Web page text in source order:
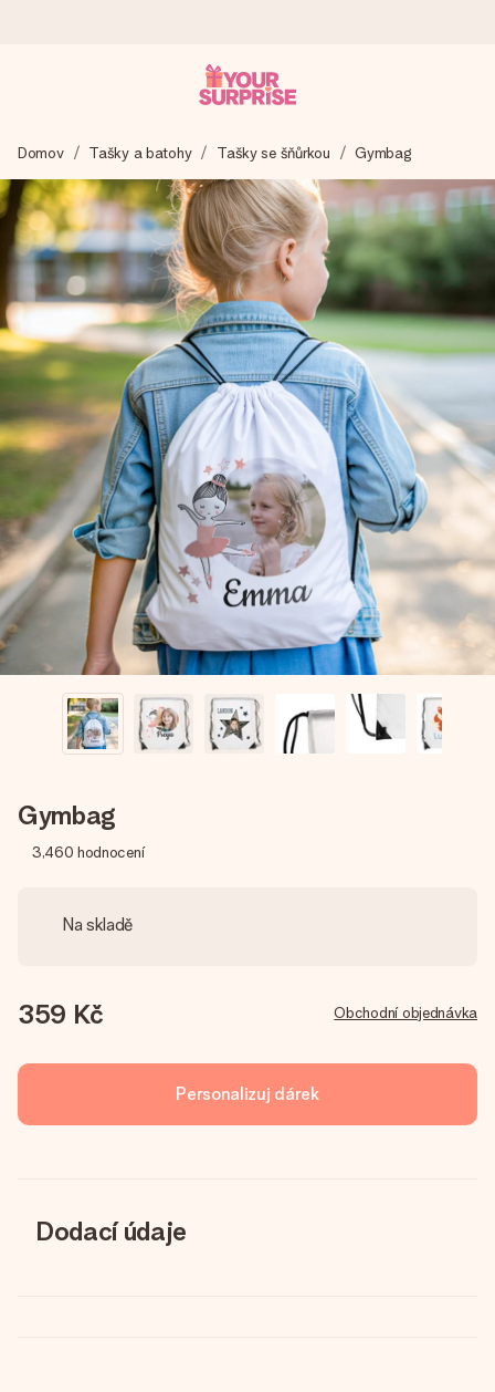
Váš dárek vytvoříme s láskou a bleskově odešleme –
abyste ho mohli darovat právě v tu správnou chvíli, kdy na
tom nejvíc záleží.
4,8 (na základě +15 000 recenzí)
Naše dárky inspirují. Zákazníci nás na Google Reviews
hodnotí známkou 4,8.
Přáníčko zdarma
Vytvořte něco jedinečného během několika kroků – s jejím
jménem, vaší fotografií nebo vzkazem, který doopravdy
zahřeje u srdce. Žádné zbytečné složitosti, jen spousta
lásky pro daný okamžik.
Domov Tašky a batohy Tašky se šňůrkou Gymbag
Gymbag
3,460 hodnocení
Na skladě
359 Kč Obchodní objednávka
Personalizuj dárek
Dodací údaje